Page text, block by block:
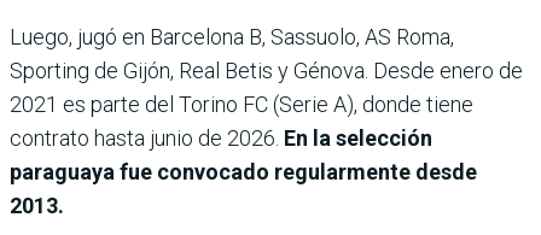
Luego, jugó en Barcelona B, Sassuolo, AS Roma,
Sporting de Gijón, Real Betis y Génova. Desde enero de
2021 es parte del Torino FC (Serie A), donde tiene
contrato hasta junio de 2026. En la selección
paraguaya fue convocado regularmente desde
2013.